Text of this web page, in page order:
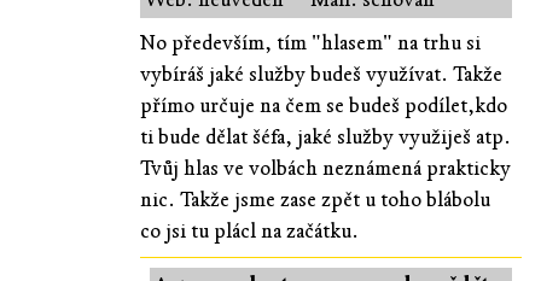
No především, tím "hlasem" na trhu si
vybíráš jaké služby budeš využívat. Takže
přímo určuje na čem se budeš podílet,kdo
ti bude dělat šéfa, jaké služby využiješ atp.
Tvůj hlas ve volbách neznámená prakticky
nic. Takže jsme zase zpět u toho blábolu
co jsi tu plácl na začátku.